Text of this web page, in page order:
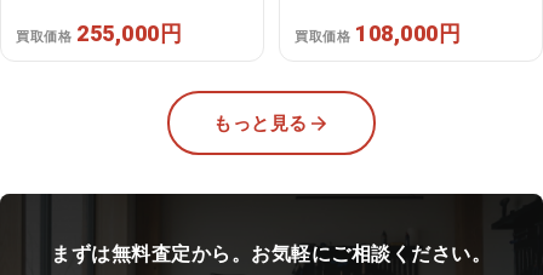
買取価格 255,000円 買取価格 108,000円
もっと見る
まずは無料査定から。お気軽にご相談ください。